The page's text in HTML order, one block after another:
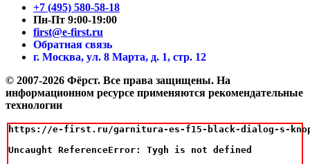
+7 (495) 580-58-18
Пн-Пт 9:00-19:00
first@e-first.ru
Обратная связь
г. Москва, ул. 8 Марта, д. 1, стр. 12
© 2007-2026 Фёрст. Все права защищены. На
информационном ресурсе применяются рекомендательные
технологии
https://e-first.ru/garnitura-es-f15-black-dialog-s-
Uncaught ReferenceError: Tygh is not defined